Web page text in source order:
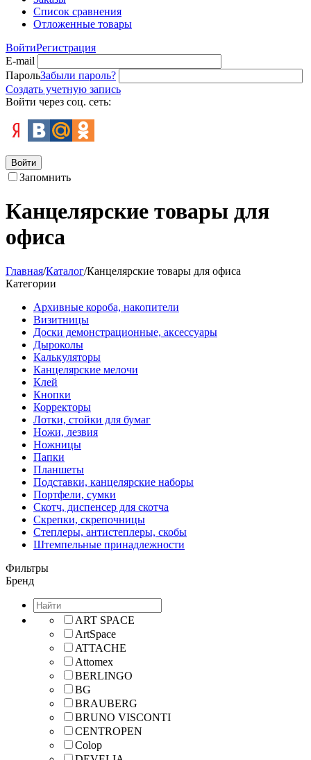
Список сравнения
Отложенные товары
ВойтиРегистрация
E-mail
ПарольЗабыли пароль?
Создать учетную запись
Войти через соц. сеть:
Войти
Запомнить
Канцелярские товары для
офиса
Главная/Каталог/Канцелярские товары для офиса
Категории
Архивные короба, накопители
Визитницы
Доски демонстрационные, аксессуары
Дыроколы
Калькуляторы
Канцелярские мелочи
Клей
Кнопки
Корректоры
Лотки, стойки для бумаг
Ножи, лезвия
Ножницы
Папки
Планшеты
Подставки, канцелярские наборы
Портфели, сумки
Скотч, диспенсер для скотча
Скрепки, скрепочницы
Степлеры, антистеплеры, скобы
Штемпельные принадлежности
Фильтры
Бренд
ART SPACE
ArtSpace
ATTACHE
Attomex
BERLINGO
BG
BRAUBERG
BRUNO VISCONTI
CENTROPEN
Colop